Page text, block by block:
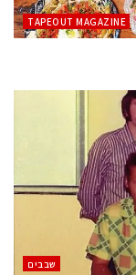
TAPEOUT MAGAZINE
‫שבבים‬